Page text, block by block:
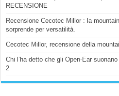
RECENSIONE
Recensione Cecotec Millor : la
sorprende per versatilità.
Cecotec Millor, recensione della
Chi l’ha detto che gli Open-Ear
2